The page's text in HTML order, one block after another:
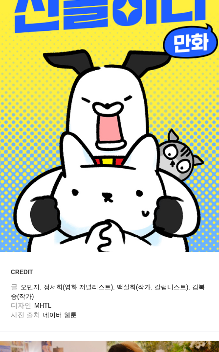
PLAYLIST
NoW
ALL
ARTICLES
LOGIN
CREDIT
글 오민지, 정서희(영화 저널리스트), 백설희(작가, 칼럼니스트), 김복
숭(작가)
디자인 MHTL
사진 출처 네이버 웹툰